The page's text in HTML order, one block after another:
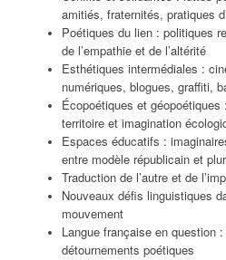
amitiés, fraternités, pratiques
Poétiques du lien : politiques
de l’empathie et de l’altérité
Esthétiques intermédiales :
numériques, blogues, graffiti,
Écopoétiques et
territoire et imagination
Espaces éducatifs :
entre modèle républicain et
Traduction de l’autre et de
Nouveaux défis linguistiques
mouvement
Langue française en question
détournements poétiques